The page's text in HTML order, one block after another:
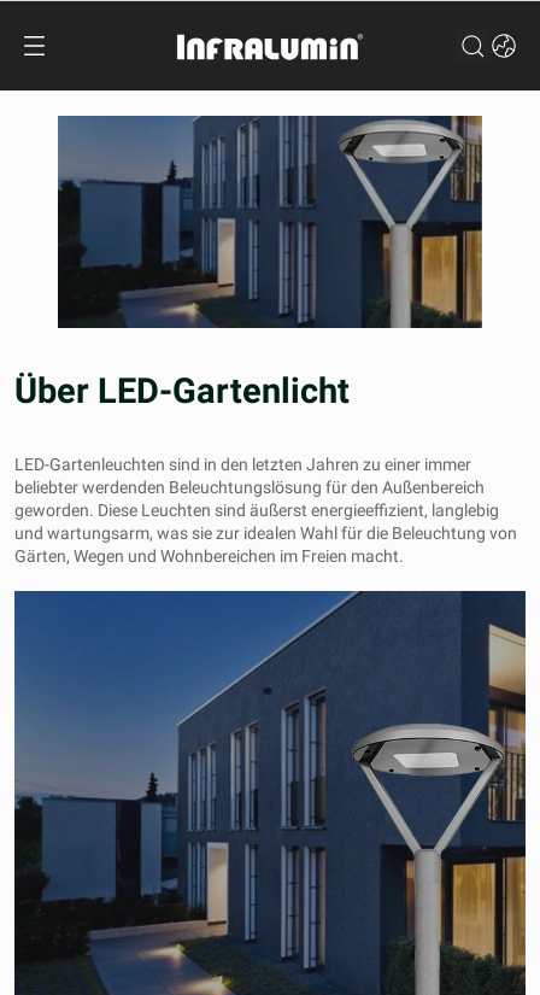
Über LED-Gartenlicht
LED-Gartenleuchten sind in den letzten Jahren zu einer immer
beliebter werdenden Beleuchtungslösung für den Außenbereich
geworden. Diese Leuchten sind äußerst energieeffizient, langlebig
und wartungsarm, was sie zur idealen Wahl für die Beleuchtung von
Gärten, Wegen und Wohnbereichen im Freien macht.